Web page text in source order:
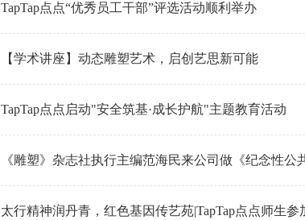
TapTap点点“优秀员工干部”评选活动顺利举办
【学术讲座】动态雕塑艺术，启创艺思新可能
TapTap点点启动"安全筑基·成长护航"主题教育活动
《雕塑》杂志社执行主编范海民来公司做《纪念性公
太行精神润丹青，红色基因传艺苑|TapTap点点师生